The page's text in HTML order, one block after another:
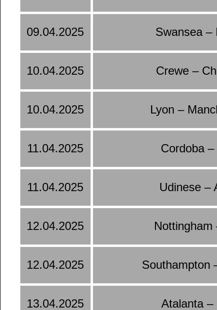
09.04.2025 Swansea –
10.04.2025 Crewe –
10.04.2025 Lyon –
11.04.2025 Cordoba
11.04.2025 Udinese –
12.04.2025 Nottingham
12.04.2025 Southampton
13.04.2025 Atalanta –